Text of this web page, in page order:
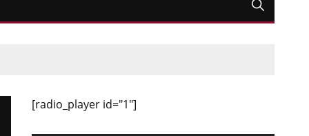
[radio_player id="1"]